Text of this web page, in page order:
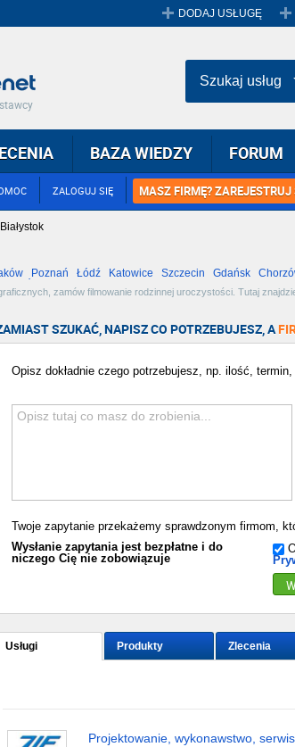
DODAJ USŁUGĘ
ZALOGUJ SIĘ MASZ FIRMĘ? ZAREJESTRUJ
BAZA WIEDZY FORUM
Szukaj usług
Poznań Łódź Katowice Szczecin Gdańsk
zamów filmowanie rodzinnej uroczystości. Tutaj
SZUKAĆ, NAPISZ CO POTRZEBUJESZ, A
Opisz dokładnie czego potrzebujesz, np. ilość, termin,
Twoje zapytanie przekażemy sprawdzonym firmom,
Wysłanie zapytania jest bezpłatne i do
niczego Cię nie zobowiązuje
Usługi Produkty Zlecenia
Projektowanie, wykonawstwo,